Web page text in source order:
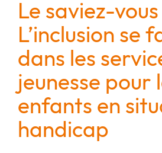
Le saviez-vous
L’inclusion se
dans les
jeunesse pour
enfants en
handicap